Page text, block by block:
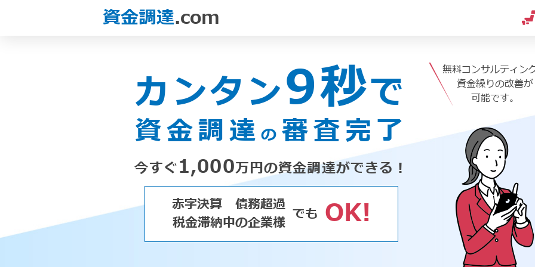
資金調達.com
カンタン9秒で
資金調達の 審査完了
今すぐ1,000万円の資金調達ができる！
赤字決算
債務超過
税金滞納中の企業様 でも OK!
無料コンサルティン
資金繰りの改善が
可能です。